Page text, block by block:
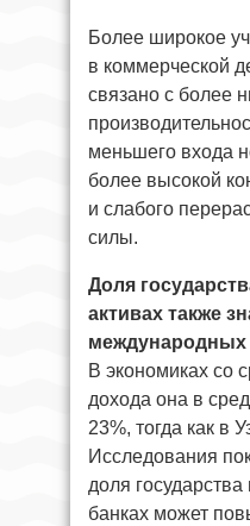
Более широкое
в коммерческой
связано с более
меньшего входа
более высокой
и слабого
силы.
Доля
активах также
международных
В экономиках со
дохода она в
23%, тогда как в
Исследования
доля
банках может